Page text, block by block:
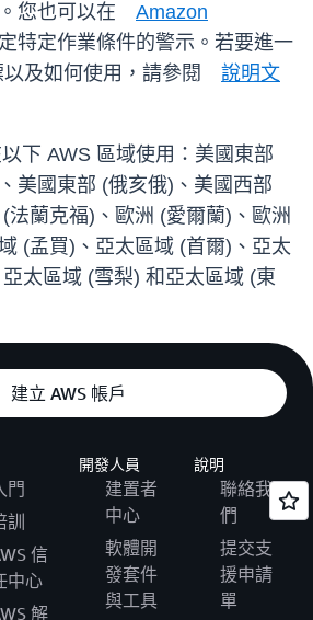
您也可以在 Amazon
特定作業條件的警示。若要進一
以及如何使用，請參閱 說明文
下 AWS 區域使用：美國東部
美國東部 (俄亥俄)、美國西部
法蘭克福)、歐洲 (愛爾蘭)、歐洲
(孟買)、亞太區域 (首爾)、亞太
太區域 (雪梨) 和亞太區域 (東
建立 AWS 帳戶
門
訓
信
中心
解
開發人員
建置者
中心
軟體開
發套件
與工具
說明
聯絡我
們
提交支
援申請
單